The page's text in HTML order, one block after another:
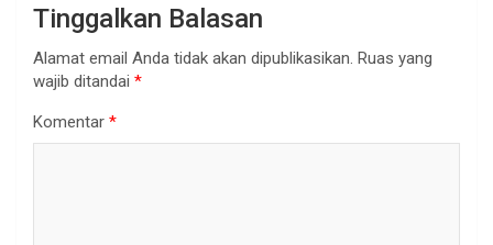
Tinggalkan Balasan
Alamat email Anda tidak akan dipublikasikan. Ruas yang
wajib ditandai *
Komentar *